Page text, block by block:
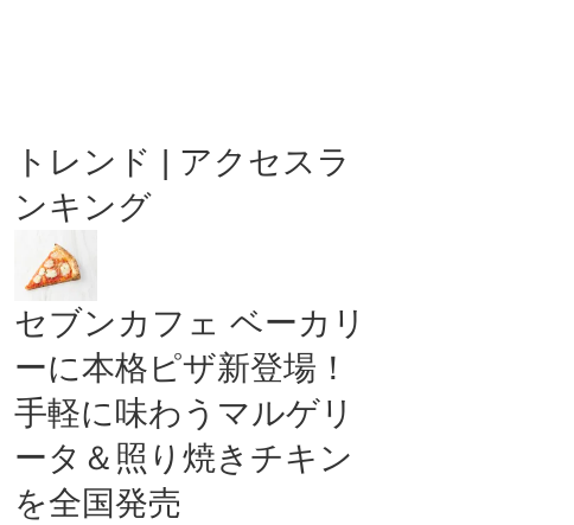
トレンド | アクセスラ
ンキング
セブンカフェ ベーカリ
ーに本格ピザ新登場！
手軽に味わうマルゲリ
ータ＆照り焼きチキン
を全国発売